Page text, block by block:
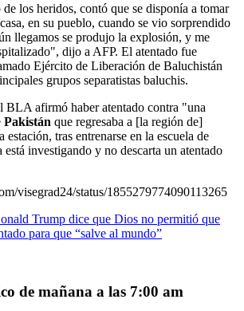
los heridos, contó que se disponía a tomar
en su pueblo, cuando se vio sorprendido
llegamos se produjo la explosión, y me
dijo a AFP. El atentado fue
Ejército de Liberación de Baluchistán
grupos separatistas baluchis.
BLA afirmó haber atentado contra "una
Pakistán que regresaba a [la región de]
estación, tras entrenarse en la escuela de
investigando y no descarta un atentado
visegrad24/status/1855279774090113265
Trump dice que Dios no permitió que
para que “salve al mundo”
de mañana a las 7:00 am